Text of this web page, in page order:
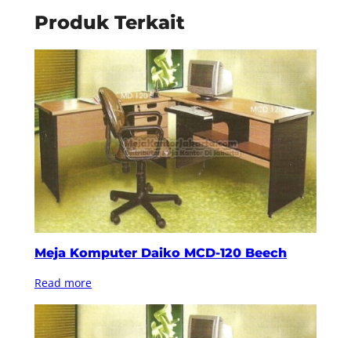
Produk Terkait
Meja Komputer Daiko MCD-120 Beech
Read more